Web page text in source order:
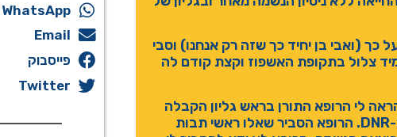
כך (ואבי בן יחיד כך שזה רק אנחנו) וסבי
צלול בתקופת האשפוז וקצת קודם לה
לי הרופא התורן בראש גליון הקבלה
שלש אותיות בכתב יד, ללא תאריך או חתימה-DNR. הרופא הסביר שאלו ראשי תבות
WhatsApp
Email
פייסבוק
Twitter